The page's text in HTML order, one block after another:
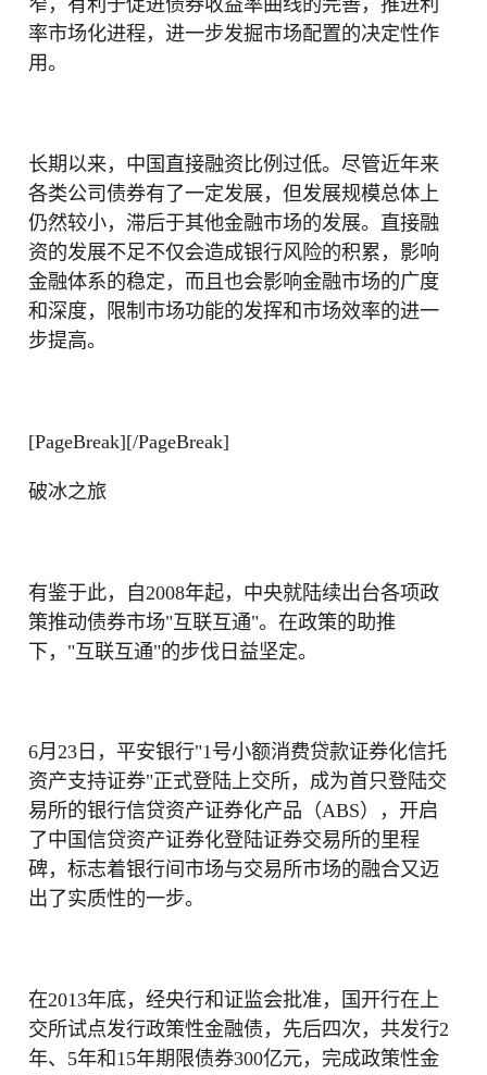
窄，有利于促进债券收益率曲线的完善，推进利
率市场化进程，进一步发掘市场配置的决定性作
用。
长期以来，中国直接融资比例过低。尽管近年来
各类公司债券有了一定发展，但发展规模总体上
仍然较小，滞后于其他金融市场的发展。直接融
资的发展不足不仅会造成银行风险的积累，影响
金融体系的稳定，而且也会影响金融市场的广度
和深度，限制市场功能的发挥和市场效率的进一
步提高。
[PageBreak][/PageBreak]
破冰之旅
有鉴于此，自2008年起，中央就陆续出台各项政
策推动债券市场"互联互通"。在政策的助推
下，"互联互通"的步伐日益坚定。
6月23日，平安银行"1号小额消费贷款证券化信托
资产支持证券"正式登陆上交所，成为首只登陆交
易所的银行信贷资产证券化产品（ABS），开启
了中国信贷资产证券化登陆证券交易所的里程
碑，标志着银行间市场与交易所市场的融合又迈
出了实质性的一步。
在2013年底，经央行和证监会批准，国开行在上
交所试点发行政策性金融债，先后四次，共发行2
年、5年和15年期限债券300亿元，完成政策性金